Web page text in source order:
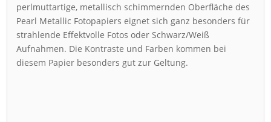
perlmuttartige, metallisch schimmernden Oberfläche des
Pearl Metallic Fotopapiers eignet sich ganz besonders für
strahlende Effektvolle Fotos oder Schwarz/Weiß
Aufnahmen. Die Kontraste und Farben kommen bei
diesem Papier besonders gut zur Geltung.